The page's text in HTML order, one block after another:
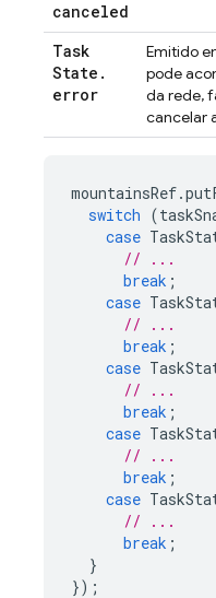
canceled
Task
State .
error
Emitido
pode
da rede,
cancelar
mountainsRef.
switch (
case
// ...
break ;
case
// ...
break ;
case
// ...
break ;
case
// ...
break ;
case
// ...
break ;
}
});